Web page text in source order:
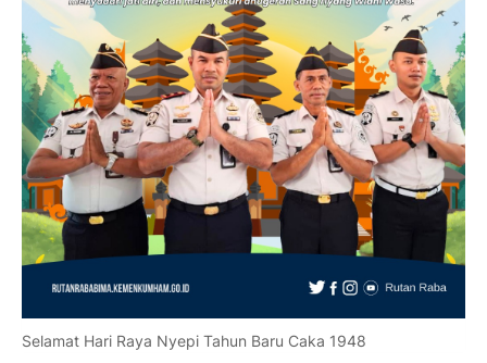
Selamat Hari Raya Nyepi Tahun Baru Caka 1948